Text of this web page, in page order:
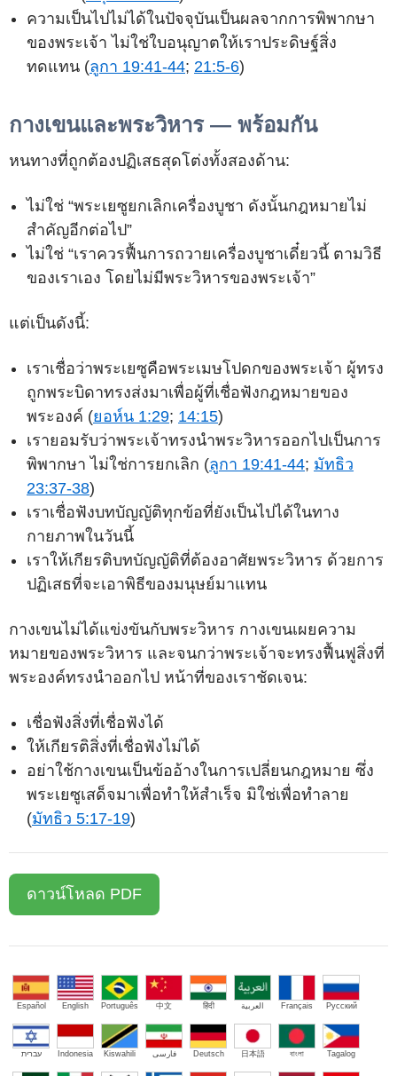
ความเป็นไปไม่ได้ในปัจจุบันเป็นผลจากการพิพากษา
ของพระเจ้า ไม่ใช่ใบอนุญาตให้เราประดิษฐ์สิ่ง
ทดแทน (ลูกา 19:41-44; 21:5-6)
กางเขนและพระวิหาร — พร้อมกัน
หนทางที่ถูกต้องปฏิเสธสุดโต่งทั้งสองด้าน:
ไม่ใช่ “พระเยซูยกเลิกเครื่องบูชา ดังนั้นกฎหมายไม่
สำคัญอีกต่อไป”
ไม่ใช่ “เราควรฟื้นการถวายเครื่องบูชาเดี๋ยวนี้ ตามวิธี
ของเราเอง โดยไม่มีพระวิหารของพระเจ้า”
แต่เป็นดังนี้:
เราเชื่อว่าพระเยซูคือพระเมษโปดกของพระเจ้า ผู้ทรง
ถูกพระบิดาทรงส่งมาเพื่อผู้ที่เชื่อฟังกฎหมายของ
พระองค์ (ยอห์น 1:29; 14:15)
เรายอมรับว่าพระเจ้าทรงนำพระวิหารออกไปเป็นการ
พิพากษา ไม่ใช่การยกเลิก (ลูกา 19:41-44; มัทธิว
23:37-38)
เราเชื่อฟังบทบัญญัติทุกข้อที่ยังเป็นไปได้ในทาง
กายภาพในวันนี้
เราให้เกียรติบทบัญญัติที่ต้องอาศัยพระวิหาร ด้วยการ
ปฏิเสธที่จะเอาพิธีของมนุษย์มาแทน
กางเขนไม่ได้แข่งขันกับพระวิหาร กางเขนเผยความ
หมายของพระวิหาร และจนกว่าพระเจ้าจะทรงฟื้นฟูสิ่งที่
พระองค์ทรงนำออกไป หน้าที่ของเราชัดเจน:
เชื่อฟังสิ่งที่เชื่อฟังได้
ให้เกียรติสิ่งที่เชื่อฟังไม่ได้
อย่าใช้กางเขนเป็นข้ออ้างในการเปลี่ยนกฎหมาย ซึ่ง
พระเยซูเสด็จมาเพื่อทำให้สำเร็จ มิใช่เพื่อทำลาย
(มัทธิว 5:17-19)
ดาวน์โหลด PDF
Español English Português 中文 हिंदी العربية Français Русский
עברית Indonesia Kiswahili فارسی Deutsch 日本語 বাংলা Tagalog